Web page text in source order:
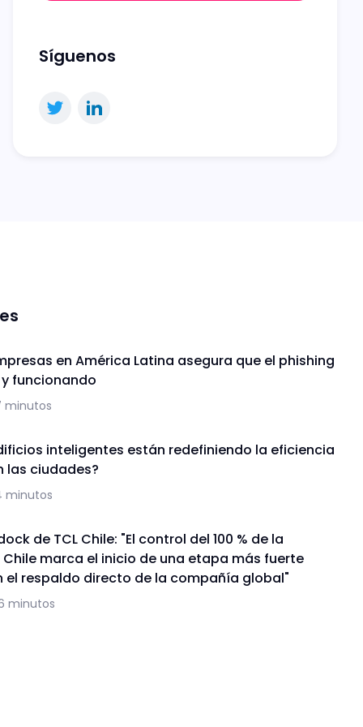
Síguenos
en América Latina asegura que el phishing
funcionando
minutos
inteligentes están redefiniendo la eficiencia
las ciudades?
minutos
de TCL Chile: "El control del 100 % de la
marca el inicio de una etapa más fuerte
el respaldo directo de la compañía global"
minutos